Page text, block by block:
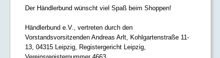
Der Händlerbund wünscht viel Spaß beim Shoppen!
Händlerbund e.V., vertreten durch den
Vorstandsvorsitzenden Andreas Arlt, Kohlgartenstraße 11-
13, 04315 Leipzig, Registergericht Leipzig,